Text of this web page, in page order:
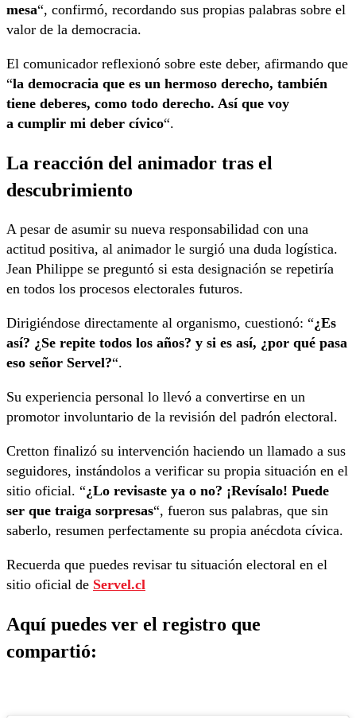
mesa“, confirmó, recordando sus propias palabras sobre el
valor de la democracia.
El comunicador reflexionó sobre este deber, afirmando que
“la democracia que es un hermoso derecho, también
tiene deberes, como todo derecho. Así que voy
a cumplir mi deber cívico“.
La reacción del animador tras el
descubrimiento
A pesar de asumir su nueva responsabilidad con una
actitud positiva, al animador le surgió una duda logística.
Jean Philippe se preguntó si esta designación se repetiría
en todos los procesos electorales futuros.
Dirigiéndose directamente al organismo, cuestionó: “¿Es
así? ¿Se repite todos los años? y si es así, ¿por qué pasa
eso señor Servel?“.
Su experiencia personal lo llevó a convertirse en un
promotor involuntario de la revisión del padrón electoral.
Cretton finalizó su intervención haciendo un llamado a sus
seguidores, instándolos a verificar su propia situación en el
sitio oficial. “¿Lo revisaste ya o no? ¡Revísalo! Puede
ser que traiga sorpresas“, fueron sus palabras, que sin
saberlo, resumen perfectamente su propia anécdota cívica.
Recuerda que puedes revisar tu situación electoral en el
sitio oficial de Servel.cl
Aquí puedes ver el registro que
compartió: